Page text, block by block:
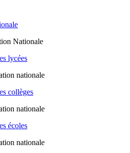
Nationale
lycées
nationale
collèges
nationale
écoles
nationale